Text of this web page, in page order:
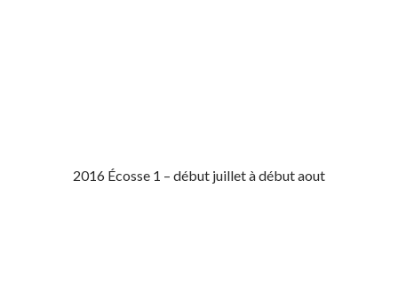
2016 Écosse 1 – début juillet à début aout